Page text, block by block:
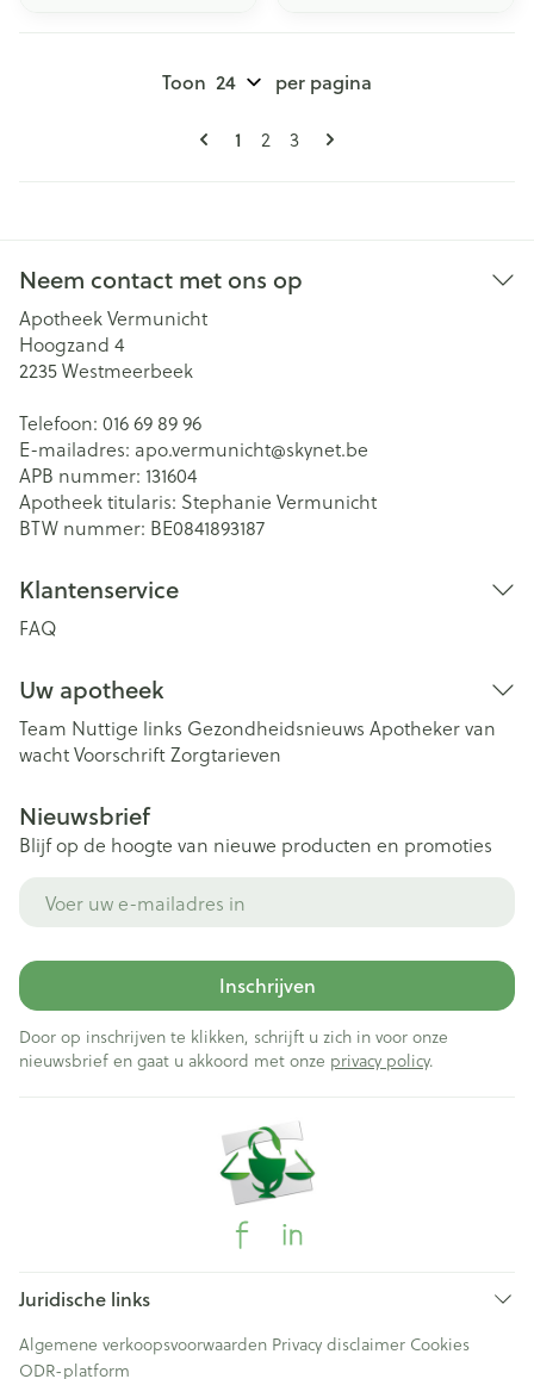
Pagina's
U lees momenteel pagina
1 Pagina
2 Pagina
3
Toon per pagina
Neem contact met ons op
Apotheek Vermunicht
Hoogzand 4
2235Westmeerbeek
Telefoon: 016 69 89 96
E-mailadres: apo.vermunicht@skynet.be
APB nummer: 131604
Apotheek titularis: Stephanie Vermunicht
BTW nummer: BE0841893187
Klantenservice
FAQ
Uw apotheek
Team Nuttige links Gezondheidsnieuws Apotheker van
wachtVoorschriftZorgtarieven
Nieuwsbrief
Blijf op de hoogte van nieuwe producten en promoties
Inschrijven
Door op inschrijven te klikken, schrijft u zich in voor onze
nieuwsbrief en gaat u akkoord met onze privacy policy.
Juridische links
Algemene verkoopsvoorwaarden Privacy disclaimer Cookies
ODR-platform